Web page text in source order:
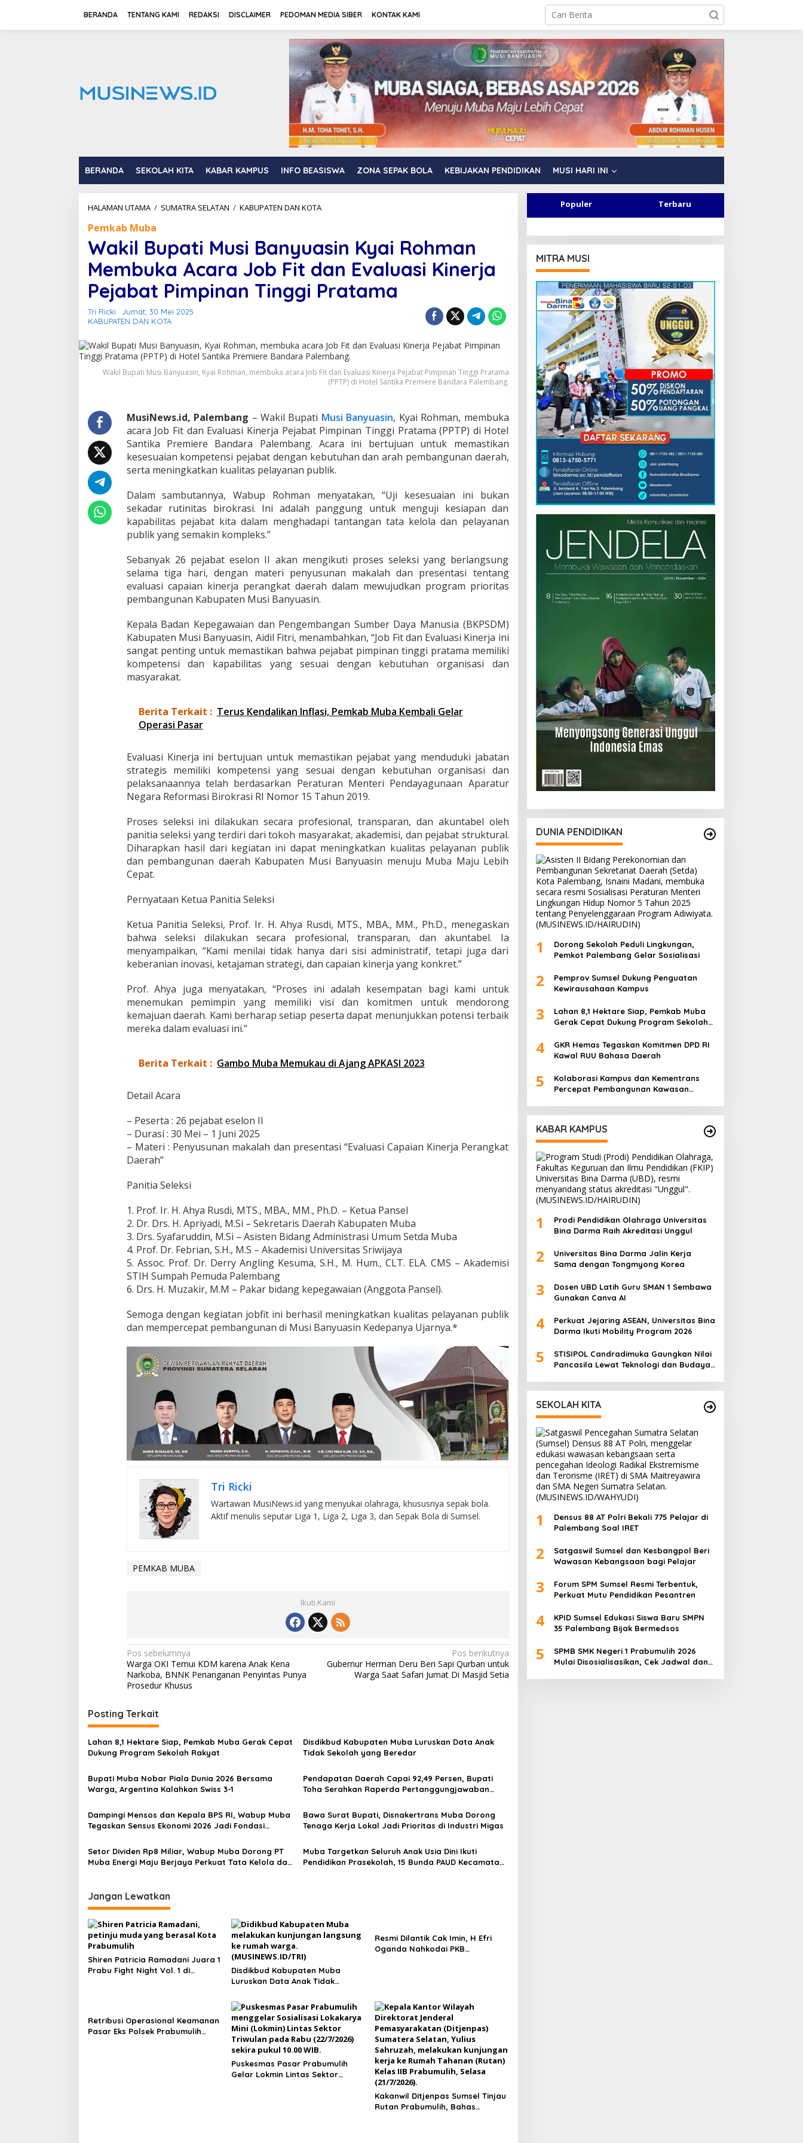
BERANDA TENTANG KAMI REDAKSI DISCLAIMER PEDOMAN MEDIA SIBER KONTAK KAMI
BERANDA SEKOLAH KITA KABAR KAMPUS INFO BEASISWA ZONA SEPAK BOLA KEBIJAKAN PENDIDIKAN MUSI HARI INI
HALAMAN UTAMA / SUMATRA SELATAN / KABUPATEN DAN KOTA
u
p
a
s
i
B
u
a
s
i
n
K
y
i
R
o
h
n
M
e
k
a
A
c
a
o
t
d
n
E
a
l
a
s
r
j
a
P
a
b
a
p
n
a
t
a
m
a
Pemkab Muba
Wakil Bupati Musi Banyuasin Kyai Rohman
Membuka Acara Job Fit dan Evaluasi Kinerja
Pejabat Pimpinan Tinggi Pratama
Tri Ricki
Jumat, 30 Mei 2025
KABUPATEN DAN KOTA
Wakil Bupati Musi Banyuasin, Kyai Rohman, membuka acara Job Fit dan Evaluasi Kinerja Pejabat Pimpinan Tinggi Pratama
(PPTP) di Hotel Santika Premiere Bandara Palembang.
MusiNews.id, Palembang – Wakil Bupati Musi Banyuasin, Kyai Rohman, membuka
acara Job Fit dan Evaluasi Kinerja Pejabat Pimpinan Tinggi Pratama (PPTP) di Hotel
Santika Premiere Bandara Palembang. Acara ini bertujuan untuk memastikan
kesesuaian kompetensi pejabat dengan kebutuhan dan arah pembangunan daerah,
serta meningkatkan kualitas pelayanan publik.
Dalam sambutannya, Wabup Rohman menyatakan, “Uji kesesuaian ini bukan
sekadar rutinitas birokrasi. Ini adalah panggung untuk menguji kesiapan dan
kapabilitas pejabat kita dalam menghadapi tantangan tata kelola dan pelayanan
publik yang semakin kompleks.”
Sebanyak 26 pejabat eselon II akan mengikuti proses seleksi yang berlangsung
selama tiga hari, dengan materi penyusunan makalah dan presentasi tentang
evaluasi capaian kinerja perangkat daerah dalam mewujudkan program prioritas
pembangunan Kabupaten Musi Banyuasin.
Kepala Badan Kepegawaian dan Pengembangan Sumber Daya Manusia (BKPSDM)
Kabupaten Musi Banyuasin, Aidil Fitri, menambahkan, “Job Fit dan Evaluasi Kinerja ini
sangat penting untuk memastikan bahwa pejabat pimpinan tinggi pratama memiliki
kompetensi dan kapabilitas yang sesuai dengan kebutuhan organisasi dan
masyarakat.
Berita Terkait : Terus Kendalikan Inflasi, Pemkab Muba Kembali Gelar
Operasi Pasar
Evaluasi Kinerja ini bertujuan untuk memastikan pejabat yang menduduki jabatan
strategis memiliki kompetensi yang sesuai dengan kebutuhan organisasi dan
pelaksanaannya telah berdasarkan Peraturan Menteri Pendayagunaan Aparatur
Negara Reformasi Birokrasi RI Nomor 15 Tahun 2019.
Proses seleksi ini dilakukan secara profesional, transparan, dan akuntabel oleh
panitia seleksi yang terdiri dari tokoh masyarakat, akademisi, dan pejabat struktural.
Diharapkan hasil dari kegiatan ini dapat meningkatkan kualitas pelayanan publik
dan pembangunan daerah Kabupaten Musi Banyuasin menuju Muba Maju Lebih
Cepat.
Pernyataan Ketua Panitia Seleksi
Ketua Panitia Seleksi, Prof. Ir. H. Ahya Rusdi, MTS., MBA., MM., Ph.D., menegaskan
bahwa seleksi dilakukan secara profesional, transparan, dan akuntabel. Ia
menyampaikan, “Kami menilai tidak hanya dari sisi administratif, tetapi juga dari
keberanian inovasi, ketajaman strategi, dan capaian kinerja yang konkret.”
Prof. Ahya juga menyatakan, “Proses ini adalah kesempatan bagi kami untuk
menemukan pemimpin yang memiliki visi dan komitmen untuk mendorong
kemajuan daerah. Kami berharap setiap peserta dapat menunjukkan potensi terbaik
mereka dalam evaluasi ini.”
Berita Terkait : Gambo Muba Memukau di Ajang APKASI 2023
Detail Acara
– Peserta : 26 pejabat eselon II
– Durasi : 30 Mei – 1 Juni 2025
– Materi : Penyusunan makalah dan presentasi “Evaluasi Capaian Kinerja Perangkat
Daerah”
Panitia Seleksi
1. Prof. Ir. H. Ahya Rusdi, MTS., MBA., MM., Ph.D. – Ketua Pansel
2. Dr. Drs. H. Apriyadi, M.Si – Sekretaris Daerah Kabupaten Muba
3. Drs. Syafaruddin, M.Si – Asisten Bidang Administrasi Umum Setda Muba
4. Prof. Dr. Febrian, S.H., M.S – Akademisi Universitas Sriwijaya
5. Assoc. Prof. Dr. Derry Angling Kesuma, S.H., M. Hum., CLT. ELA. CMS – Akademisi
STIH Sumpah Pemuda Palembang
6. Drs. H. Muzakir, M.M – Pakar bidang kepegawaian (Anggota Pansel).
Semoga dengan kegiatan jobfit ini berhasil meningkatkan kualitas pelayanan publik
dan mempercepat pembangunan di Musi Banyuasin Kedepanya Ujarnya.*
Tri Ricki
Wartawan MusiNews.id yang menyukai olahraga, khususnya sepak bola.
Aktif menulis seputar Liga 1, Liga 2, Liga 3, dan Sepak Bola di Sumsel.
PEMKAB MUBA
Ikuti Kami
N
a
v
i
g
a
s
i
p
s
Pos sebelumnya
Warga OKI Temui KDM karena Anak Kena
Narkoba, BNNK Penanganan Penyintas Punya
Prosedur Khusus
Pos berikutnya
Gubernur Herman Deru Beri Sapi Qurban untuk
Warga Saat Safari Jumat Di Masjid Setia
Posting Terkait
Lahan 8,1 Hektare Siap, Pemkab Muba Gerak Cepat
Dukung Program Sekolah Rakyat
Disdikbud Kabupaten Muba Luruskan Data Anak
Tidak Sekolah yang Beredar
Bupati Muba Nobar Piala Dunia 2026 Bersama
Warga, Argentina Kalahkan Swiss 3-1
Pendapatan Daerah Capai 92,49 Persen, Bupati
Toha Serahkan Raperda Pertanggungjawaban
Dampingi Mensos dan Kepala BPS RI, Wabup Muba
Tegaskan Sensus Ekonomi 2026 Jadi Fondasi
Bawa Surat Bupati, Disnakertrans Muba Dorong
Tenaga Kerja Lokal Jadi Prioritas di Industri Migas
Setor Dividen Rp8 Miliar, Wabup Muba Dorong PT
Muba Energi Maju Berjaya Perkuat Tata Kelola dan
Muba Targetkan Seluruh Anak Usia Dini Ikuti
Pendidikan Prasekolah, 15 Bunda PAUD Kecamatan
Jangan Lewatkan
Shiren Patricia Ramadani Juara 1
Prabu Fight Night Vol. 1 di
Disdikbud Kabupaten Muba
Luruskan Data Anak Tidak
Resmi Dilantik Cak Imin, H Efri
Oganda Nahkodai PKB
Retribusi Operasional Keamanan
Pasar Eks Polsek Prabumulih
Puskesmas Pasar Prabumulih
Gelar Lokmin Lintas Sektor
Kakanwil Ditjenpas Sumsel Tinjau
Rutan Prabumulih, Bahas
Populer Terbaru
MITRA MUSI
DUNIA PENDIDIKAN
1
Dorong Sekolah Peduli Lingkungan,
Pemkot Palembang Gelar Sosialisasi
2
Pemprov Sumsel Dukung Penguatan
Kewirausahaan Kampus
3
Lahan 8,1 Hektare Siap, Pemkab Muba
Gerak Cepat Dukung Program Sekolah
4
GKR Hemas Tegaskan Komitmen DPD RI
Kawal RUU Bahasa Daerah
5
Kolaborasi Kampus dan Kementrans
Percepat Pembangunan Kawasan
KABAR KAMPUS
1
Prodi Pendidikan Olahraga Universitas
Bina Darma Raih Akreditasi Unggul
2
Universitas Bina Darma Jalin Kerja
Sama dengan Tongmyong Korea
3
Dosen UBD Latih Guru SMAN 1 Sembawa
Gunakan Canva AI
4
Perkuat Jejaring ASEAN, Universitas Bina
Darma Ikuti Mobility Program 2026
5
STISIPOL Candradimuka Gaungkan Nilai
Pancasila Lewat Teknologi dan Budaya
SEKOLAH KITA
1
Densus 88 AT Polri Bekali 775 Pelajar di
Palembang Soal IRET
2
Satgaswil Sumsel dan Kesbangpol Beri
Wawasan Kebangsaan bagi Pelajar
3
Forum SPM Sumsel Resmi Terbentuk,
Perkuat Mutu Pendidikan Pesantren
4
KPID Sumsel Edukasi Siswa Baru SMPN
35 Palembang Bijak Bermedsos
5
SPMB SMK Negeri 1 Prabumulih 2026
Mulai Disosialisasikan, Cek Jadwal dan